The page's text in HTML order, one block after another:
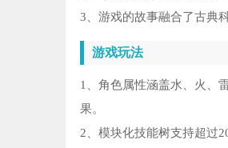
3、游戏的故事融合了古典
游戏玩法
1、角色属性涵盖水、火、
果。
2、模块化技能树支持超过